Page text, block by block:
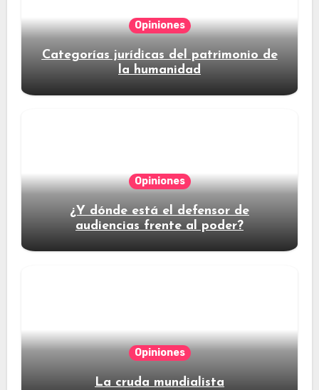
Opiniones
Categorías jurídicas del patrimonio de
la humanidad
Opiniones
¿Y dónde está el defensor de
audiencias frente al poder?
Opiniones
La cruda mundialista